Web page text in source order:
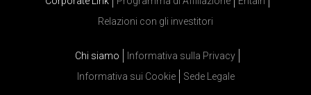
Relazioni con gli investitori
Chi siamo
Informativa sulla Privacy
Informativa sui Cookie
Sede Legale